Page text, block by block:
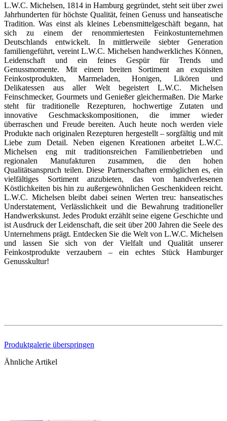
L.W.C. Michelsen, 1814 in Hamburg gegründet, steht seit über zwei
Jahrhunderten für höchste Qualität, feinen Genuss und hanseatische
Tradition. Was einst als kleines Lebensmittelgeschäft begann, hat
sich zu einem der renommiertesten Feinkostunternehmen
Deutschlands entwickelt. In mittlerweile siebter Generation
familiengeführt, vereint L.W.C. Michelsen handwerkliches Können,
Leidenschaft und ein feines Gespür für Trends und
Genussmomente. Mit einem breiten Sortiment an exquisiten
Feinkostprodukten, Marmeladen, Honigen, Likören und
Delikatessen aus aller Welt begeistert L.W.C. Michelsen
Feinschmecker, Gourmets und Genießer gleichermaßen. Die Marke
steht für traditionelle Rezepturen, hochwertige Zutaten und
innovative Geschmackskompositionen, die immer wieder
überraschen und Freude bereiten. Auch heute noch werden viele
Produkte nach originalen Rezepturen hergestellt – sorgfältig und mit
Liebe zum Detail. Neben eigenen Kreationen arbeitet L.W.C.
Michelsen eng mit traditionsreichen Familienbetrieben und
regionalen Manufakturen zusammen, die den hohen
Qualitätsanspruch teilen. Diese Partnerschaften ermöglichen es, ein
vielfältiges Sortiment anzubieten, das von handverlesenen
Köstlichkeiten bis hin zu außergewöhnlichen Geschenkideen reicht.
L.W.C. Michelsen bleibt dabei seinen Werten treu: hanseatisches
Understatement, Verlässlichkeit und die Bewahrung traditioneller
Handwerkskunst. Jedes Produkt erzählt seine eigene Geschichte und
ist Ausdruck der Leidenschaft, die seit über 200 Jahren die Seele des
Unternehmens prägt. Entdecken Sie die Welt von L.W.C. Michelsen
und lassen Sie sich von der Vielfalt und Qualität unserer
Feinkostprodukte verzaubern – ein echtes Stück Hamburger
Genusskultur!
Produktgalerie überspringen
Ähnliche Artikel